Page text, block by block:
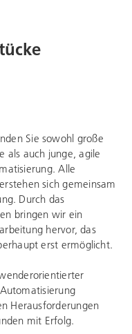
Sie sowohl große
als auch junge, agile
Alle
sich gemeinsam
Durch das
bringen wir ein
hervor, das
erst ermöglicht.
Herausforderungen
mit Erfolg.